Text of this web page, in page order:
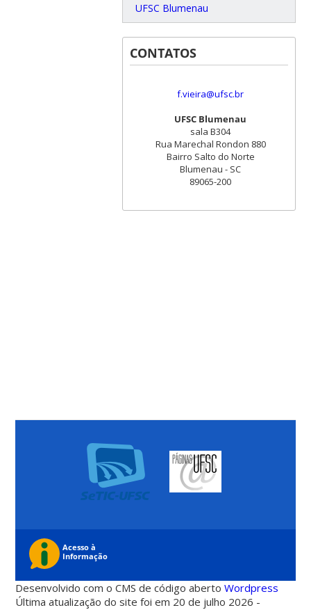
UFSC Blumenau
CONTATOS
f.vieira@ufsc.br
UFSC Blumenau
sala B304
Rua Marechal Rondon 880
Bairro Salto do Norte
Blumenau - SC
89065-200
Desenvolvido com o CMS de código abertoWordpress
Última atualização do site foi em 20 de julho 2026 -